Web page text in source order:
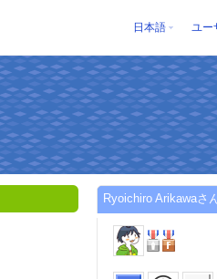
日本語 ユー
Ryoichiro Arikawaさ